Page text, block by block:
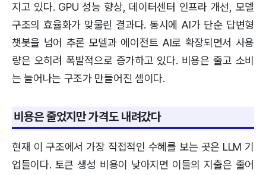
지고 있다. GPU 성능 향상, 데이터센터 인프라 개선, 모델
구조의 효율화가 맞물린 결과다. 동시에 AI가 단순 답변형
챗봇을 넘어 추론 모델과 에이전트 AI로 확장되면서 사용
량은 오히려 폭발적으로 증가하고 있다. 비용은 줄고 소비
는 늘어나는 구조가 만들어진 셈이다.
비용은 줄었지만 가격도 내려갔다
현재 이 구조에서 가장 직접적인 수혜를 보는 곳은 LLM 기
업들이다. 토큰 생성 비용이 낮아지면 이들의 지출은 줄어